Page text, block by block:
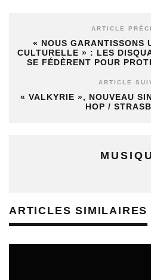
ARTICLE
« NOUS GARANTISSONS
CULTURELLE » : LES
SE FÉDÈRENT POUR
ARTICLE
« VALKYRIE », NOUVEAU
HOP /
ARTICLES SIMILAIRES